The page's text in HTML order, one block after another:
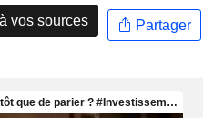
vos sources Partager